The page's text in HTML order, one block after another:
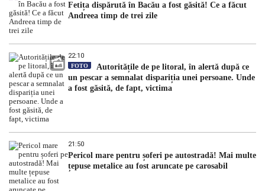
Fetița dispărută în Bacău a fost găsită! Ce a făcut
Andreea timp de trei zile
22:10
FOTO
Autoritățile de pe litoral, în alertă după ce
un pescar a semnalat dispariția unei persoane. Unde
a fost găsită, de fapt, victima
21:50
Pericol mare pentru șoferi pe autostradă! Mai multe
țepuse metalice au fost aruncate pe carosabil